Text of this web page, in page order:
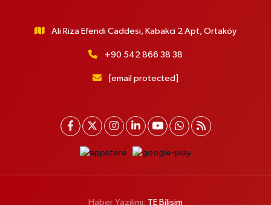
Ali Riza Efendi Caddesi, Kabakci 2 Apt, Ortaköy
+90 542 866 38 38
[email protected]
Haber Yazılımı: TE Bilişim